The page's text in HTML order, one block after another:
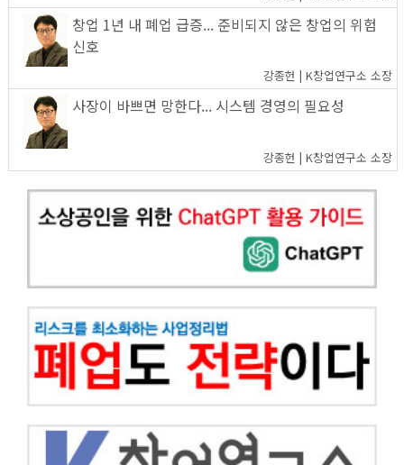
창업 1년 내 폐업 급증... 준비되지 않은 창업의 위험
신호
강종헌 | K창업연구소 소장
사장이 바쁘면 망한다... 시스템 경영의 필요성
강종헌 | K창업연구소 소장